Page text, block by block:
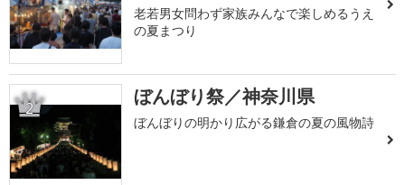
老若男女問わず家族みんなで楽しめるうえ
の夏まつり
2 ぼんぼり祭／神奈川県
ぼんぼりの明かり広がる鎌倉の夏の風物詩